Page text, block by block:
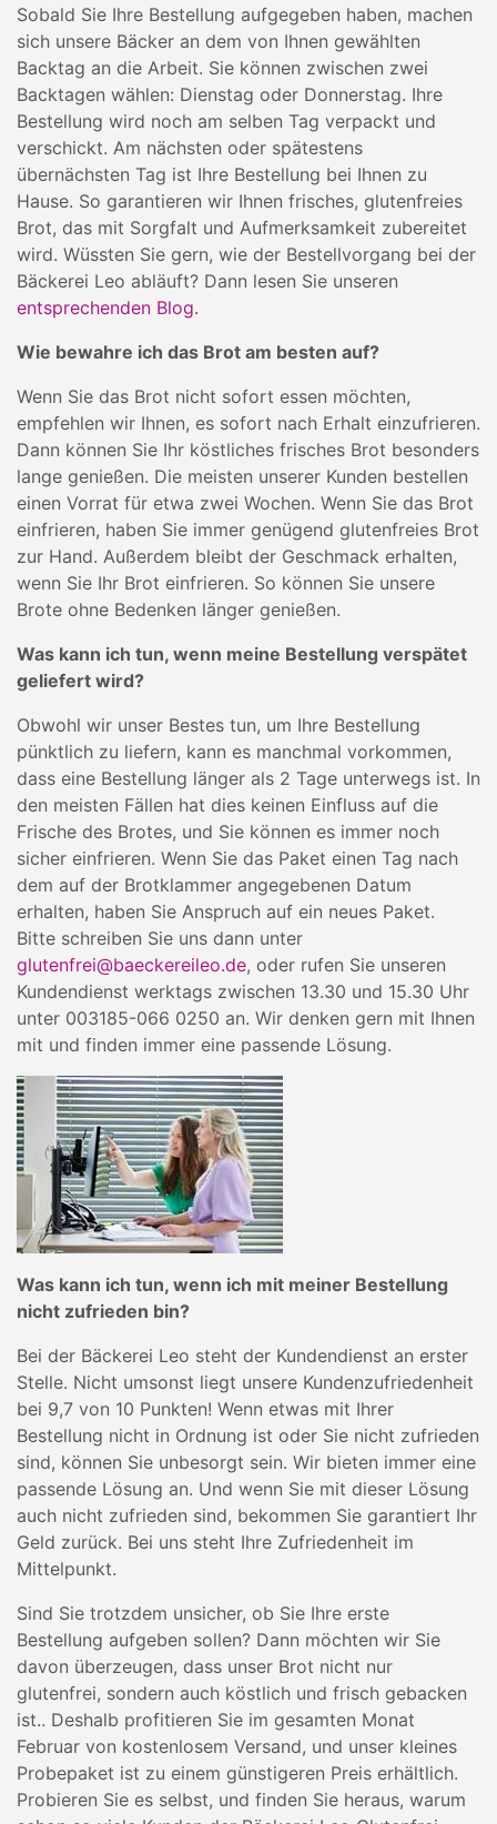
Sobald Sie Ihre Bestellung aufgegeben haben, machen
sich unsere Bäcker an dem von Ihnen gewählten
Backtag an die Arbeit. Sie können zwischen zwei
Backtagen wählen: Dienstag oder Donnerstag. Ihre
Bestellung wird noch am selben Tag verpackt und
verschickt. Am nächsten oder spätestens
übernächsten Tag ist Ihre Bestellung bei Ihnen zu
Hause. So garantieren wir Ihnen frisches, glutenfreies
Brot, das mit Sorgfalt und Aufmerksamkeit zubereitet
wird. Wüssten Sie gern, wie der Bestellvorgang bei der
Bäckerei Leo abläuft? Dann lesen Sie unseren
entsprechenden Blog.
Wie bewahre ich das Brot am besten auf?
Wenn Sie das Brot nicht sofort essen möchten,
empfehlen wir Ihnen, es sofort nach Erhalt einzufrieren.
Dann können Sie Ihr köstliches frisches Brot besonders
lange genießen. Die meisten unserer Kunden bestellen
einen Vorrat für etwa zwei Wochen. Wenn Sie das Brot
einfrieren, haben Sie immer genügend glutenfreies Brot
zur Hand. Außerdem bleibt der Geschmack erhalten,
wenn Sie Ihr Brot einfrieren. So können Sie unsere
Brote ohne Bedenken länger genießen.
Was kann ich tun, wenn meine Bestellung verspätet
geliefert wird?
Obwohl wir unser Bestes tun, um Ihre Bestellung
pünktlich zu liefern, kann es manchmal vorkommen,
dass eine Bestellung länger als 2 Tage unterwegs ist. In
den meisten Fällen hat dies keinen Einfluss auf die
Frische des Brotes, und Sie können es immer noch
sicher einfrieren. Wenn Sie das Paket einen Tag nach
dem auf der Brotklammer angegebenen Datum
erhalten, haben Sie Anspruch auf ein neues Paket.
Bitte schreiben Sie uns dann unter
glutenfrei@baeckereileo.de, oder rufen Sie unseren
Kundendienst werktags zwischen 13.30 und 15.30 Uhr
unter 003185-066 0250 an. Wir denken gern mit Ihnen
mit und finden immer eine passende Lösung.
Was kann ich tun, wenn ich mit meiner Bestellung
nicht zufrieden bin?
Bei der Bäckerei Leo steht der Kundendienst an erster
Stelle. Nicht umsonst liegt unsere Kundenzufriedenheit
bei 9,7 von 10 Punkten! Wenn etwas mit Ihrer
Bestellung nicht in Ordnung ist oder Sie nicht zufrieden
sind, können Sie unbesorgt sein. Wir bieten immer eine
passende Lösung an. Und wenn Sie mit dieser Lösung
auch nicht zufrieden sind, bekommen Sie garantiert Ihr
Geld zurück. Bei uns steht Ihre Zufriedenheit im
Mittelpunkt.
Sind Sie trotzdem unsicher, ob Sie Ihre erste
Bestellung aufgeben sollen? Dann möchten wir Sie
davon überzeugen, dass unser Brot nicht nur
glutenfrei, sondern auch köstlich und frisch gebacken
ist.. Deshalb profitieren Sie im gesamten Monat
Februar von kostenlosem Versand, und unser kleines
Probepaket ist zu einem günstigeren Preis erhältlich.
Probieren Sie es selbst, und finden Sie heraus, warum